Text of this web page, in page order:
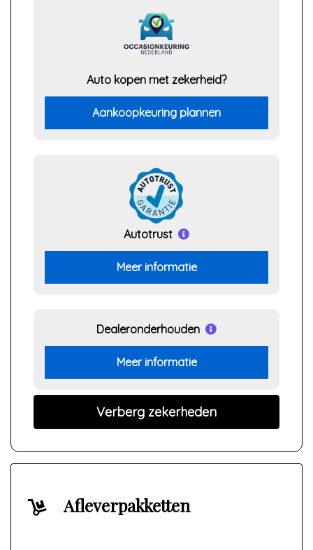
Auto kopen met zekerheid?
Aankoopkeuring plannen
Autotrust
Meer informatie
Dealeronderhouden
Meer informatie
Verberg zekerheden
Afleverpakketten